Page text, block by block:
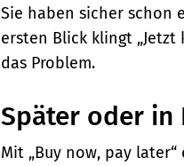
Sie haben sicher schon
ersten Blick klingt
das Problem.
Später oder in
Mit „Buy now, pay